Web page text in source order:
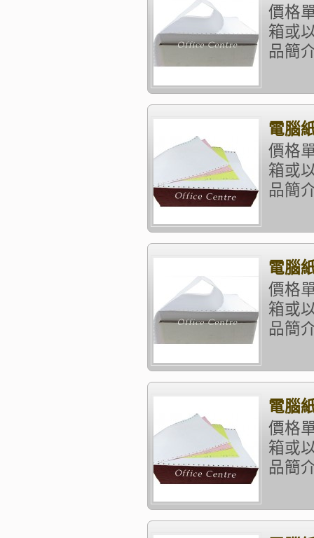
價格
箱或
品簡
電腦
價格
箱或
品簡
電腦
價格
箱或
品簡
電腦
價格
箱或
品簡